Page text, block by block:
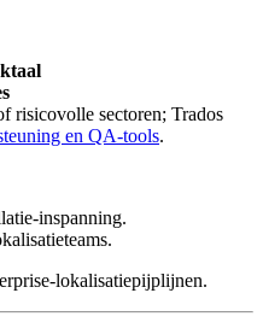
risicovolle sectoren; Trados
en QA-tools.
inspanning.
lokalisatiepijplijnen.